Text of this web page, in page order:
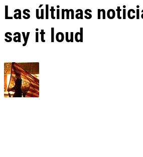
Las últimas
say it loud